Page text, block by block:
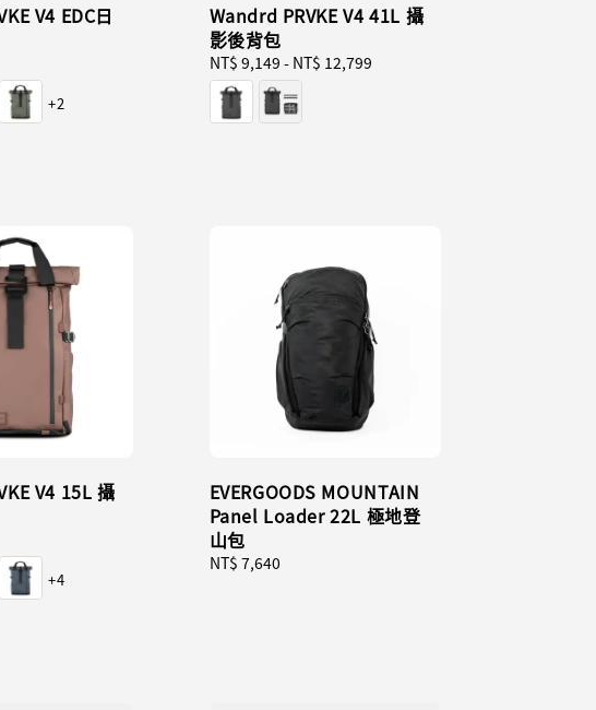
V4 EDC日
+2
Wandrd PRVKE V4 41L 攝
影後背包
Regular
price
NT$ 9,149 - NT$ 12,799
V4 15L 攝
+4
EVERGOODS MOUNTAIN
Panel Loader 22L 極地登
山包
Regular
NT$ 7,640